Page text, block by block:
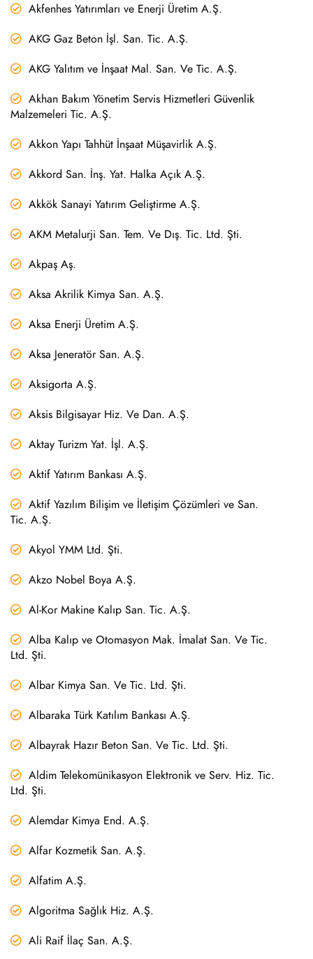
Akfenhes Yatırımları ve Enerji Üretim A.Ş.
AKG Gaz Beton İşl. San. Tic. A.Ş.
AKG Yalıtım ve İnşaat Mal. San. Ve Tic. A.Ş.
Akhan Bakım Yönetim Servis Hizmetleri Güvenlik
Malzemeleri Tic. A.Ş.
Akkon Yapı Tahhüt İnşaat Müşavirlik A.Ş.
Akkord San. İnş. Yat. Halka Açık A.Ş.
Akkök Sanayi Yatırım Geliştirme A.Ş.
AKM Metalurji San. Tem. Ve Dış. Tic. Ltd. Şti.
Akpaş Aş.
Aksa Akrilik Kimya San. A.Ş.
Aksa Enerji Üretim A.Ş.
Aksa Jeneratör San. A.Ş.
Aksigorta A.Ş.
Aksis Bilgisayar Hiz. Ve Dan. A.Ş.
Aktay Turizm Yat. İşl. A.Ş.
Aktif Yatırım Bankası A.Ş.
Aktif Yazılım Bilişim ve İletişim Çözümleri ve San.
Tic. A.Ş.
Akyol YMM Ltd. Şti.
Akzo Nobel Boya A.Ş.
Al-Kor Makine Kalıp San. Tic. A.Ş.
Alba Kalıp ve Otomasyon Mak. İmalat San. Ve Tic.
Ltd. Şti.
Albar Kimya San. Ve Tic. Ltd. Şti.
Albaraka Türk Katılım Bankası A.Ş.
Albayrak Hazır Beton San. Ve Tic. Ltd. Şti.
Aldim Telekomünikasyon Elektronik ve Serv. Hiz. Tic.
Ltd. Şti.
Alemdar Kimya End. A.Ş.
Alfar Kozmetik San. A.Ş.
Alfatim A.Ş.
Algoritma Sağlık Hiz. A.Ş.
Ali Raif İlaç San. A.Ş.